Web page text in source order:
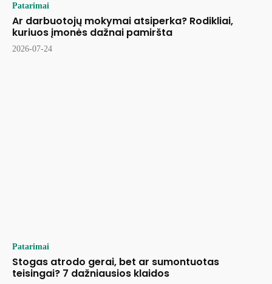
Patarimai
Ar darbuotojų mokymai atsiperka? Rodikliai,
kuriuos įmonės dažnai pamiršta
2026-07-24
Patarimai
Stogas atrodo gerai, bet ar sumontuotas
teisingai? 7 dažniausios klaidos